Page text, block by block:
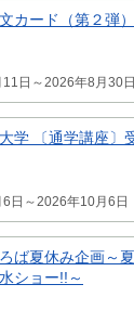
文カード（第２弾
日～2026年8月30日
学 〔通学講座〕
日～2026年10月6日
ば夏休み企画～
ショー!!～